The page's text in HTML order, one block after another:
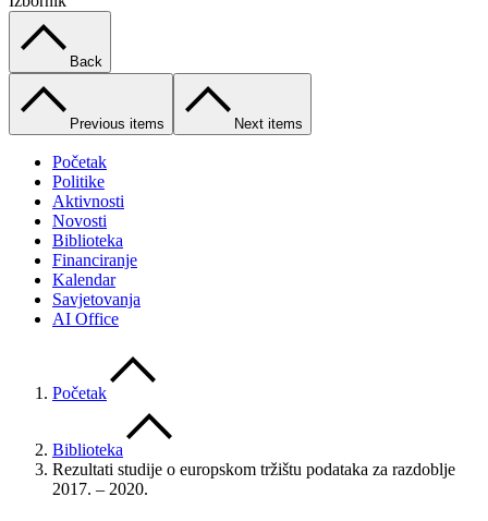
Back
Previous items Next items
Početak
Politike
Aktivnosti
Novosti
Biblioteka
Financiranje
Kalendar
Savjetovanja
AI Office
Početak
Biblioteka
Rezultati studije o europskom tržištu podataka za razdoblje
2017. – 2020.